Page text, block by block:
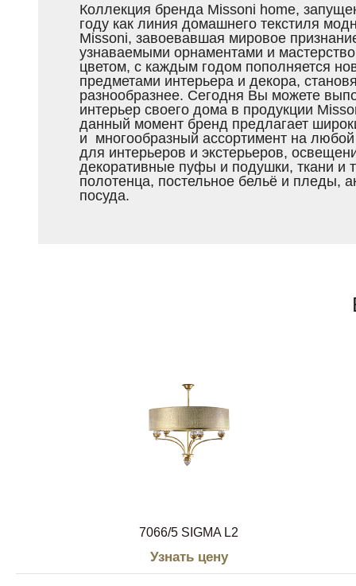
Коллекция бренда Missoni home,
году как линия домашнего текстиля
Missoni, завоевавшая мировое
узнаваемыми орнаментами и
цветом, с каждым годом пополняется
предметами интерьера и декора,
разнообразнее. Сегодня Вы можете
интерьер своего дома в продукции
данный момент бренд предлагает
и многообразный ассортимент на
для интерьеров и экстерьеров,
декоративные пуфы и подушки, ткани и
полотенца, постельное бельё и пледы,
посуда.
7066/5 SIGMA L2
Узнать цену